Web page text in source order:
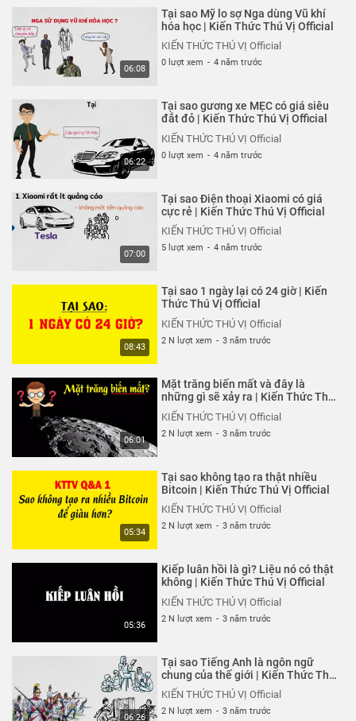
05:26
Việt Nam thật kỳ lạ
KIẾN THỨC THÚ VỊ Official
8 N lượt xem - 5 năm trước
05:28
Tại sao khi ngủ chúng ta lại mơ?
Giấc mơ là gì?
KIẾN THỨC THÚ VỊ Official
6 N lượt xem - 5 năm trước
04:58
Rượu làm chúng ta say như thế
nào? Hiểu rõ trong 5 phút
KIẾN THỨC THÚ VỊ Official
6 N lượt xem - 5 năm trước
05:45
Vén màn sự thật EduNetwork có
phải đa cấp lừa đảo?
KIẾN THỨC THÚ VỊ Official
6 N lượt xem - 5 năm trước
05:08
Tại sao cấm lô đề mà tổ chức
chơi xổ số?
KIẾN THỨC THÚ VỊ Official
6 N lượt xem - 5 năm trước
05:13
8 Điều để trở thành Chàng trai
chuẩn soái ca
KIẾN THỨC THÚ VỊ Official
6 N lượt xem - 5 năm trước
05:30
Tại sao uống Bò húc & Cà phê lại
bị mất ngủ?
KIẾN THỨC THÚ VỊ Official
6 N lượt xem - 5 năm trước
05:46
Cách phân biệt Dự án kiếm tiền
Đa cấp Lừa đảo cực dễ
KIẾN THỨC THÚ VỊ Official
6 N lượt xem - 5 năm trước
06:08
Tại sao Mỹ lo sợ Nga dùng Vũ khí
hóa học | Kiến Thức Thú Vị Official
KIẾN THỨC THÚ VỊ Official
0 lượt xem - 4 năm trước
06:22
Tại sao gương xe MẸC có giá siêu
đắt đỏ | Kiến Thức Thú Vị Official
KIẾN THỨC THÚ VỊ Official
0 lượt xem - 4 năm trước
07:00
Tại sao Điện thoại Xiaomi có giá
cực rẻ | Kiến Thức Thú Vị Official
KIẾN THỨC THÚ VỊ Official
5 lượt xem - 4 năm trước
08:43
Tại sao 1 ngày lại có 24 giờ | Kiến
Thức Thú Vị Official
KIẾN THỨC THÚ VỊ Official
2 N lượt xem - 3 năm trước
06:01
Mặt trăng biến mất và đây là
những gì sẽ xảy ra | Kiến Thức Thú
Vị Official
KIẾN THỨC THÚ VỊ Official
2 N lượt xem - 3 năm trước
05:34
Tại sao không tạo ra thật nhiều
Bitcoin | Kiến Thức Thú Vị Official
KIẾN THỨC THÚ VỊ Official
2 N lượt xem - 3 năm trước
05:36
Kiếp luân hồi là gì? Liệu nó có thật
không | Kiến Thức Thú Vị Official
KIẾN THỨC THÚ VỊ Official
2 N lượt xem - 3 năm trước
06:26
Tại sao Tiếng Anh là ngôn ngữ
chung của thế giới | Kiến Thức Thú
Vị Official
KIẾN THỨC THÚ VỊ Official
2 N lượt xem - 3 năm trước